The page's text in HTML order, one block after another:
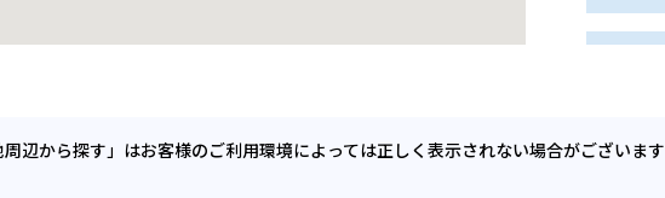
辺から探す」はお客様のご利用環境によっては正しく表示されない場合がございます